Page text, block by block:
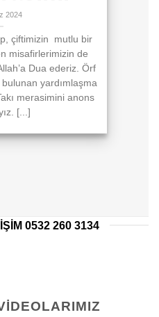
2024
çiftimizin mutlu bir
misafirlerimizin de
Dua ederiz. Örf
yardımlaşma
merasimini anons
[...]
0532 260 3134